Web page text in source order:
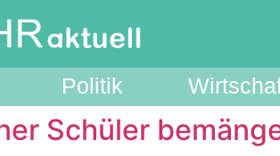
Politik
Schüler